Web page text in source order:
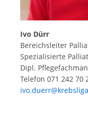
Ivo Dürr
Bereichsleiter
Spezialisierte
Dipl.
Telefon 071 242 70